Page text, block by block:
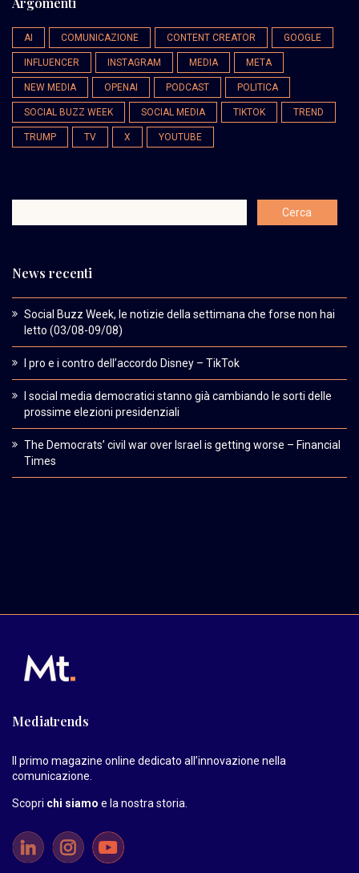
AI COMUNICAZIONE CONTENT CREATOR GOOGLE
INFLUENCER INSTAGRAM MEDIA META
NEW MEDIA OPENAI PODCAST POLITICA
SOCIAL BUZZ WEEK SOCIAL MEDIA TIKTOK TREND
TRUMP TV X YOUTUBE
News recenti
Social Buzz Week, le notizie della settimana che forse non hai
letto (03/08-09/08)
I pro e i contro dell’accordo Disney – TikTok
I social media democratici stanno già cambiando le sorti delle
prossime elezioni presidenziali
The Democrats’ civil war over Israel is getting worse – Financial
Times
Mediatrends
Il primo magazine online dedicato all’innovazione nella
comunicazione.
Scopri chi siamo e la nostra storia